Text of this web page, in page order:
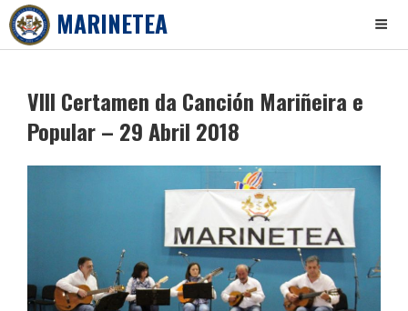
content
MARINETEA
VIII Certamen da Canción Mariñeira e
Popular – 29 Abril 2018